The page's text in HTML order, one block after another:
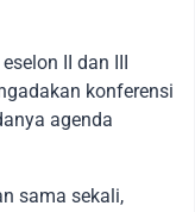
II dan III
konferensi
agenda
sama sekali,